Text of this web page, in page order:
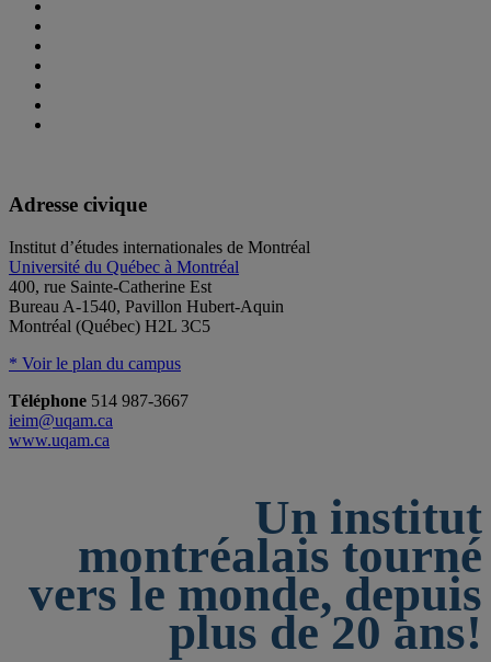
Adresse civique
Institut d’études internationales de Montréal
Université du Québec à Montréal
400, rue Sainte-Catherine Est
Bureau A-1540, Pavillon Hubert-Aquin
Montréal (Québec) H2L 3C5
* Voir le plan du campus
Téléphone 514 987-3667
ieim@uqam.ca
www.uqam.ca
Un institut
montréalais tourné
vers le monde, depuis
plus de 20 ans!